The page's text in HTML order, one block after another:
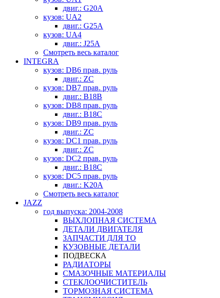
двиг.: G20A
кузов: UA2
двиг.: G25A
кузов: UA4
двиг.: J25A
Смотреть весь каталог
INTEGRA
кузов: DB6 прав. руль
двиг.: ZC
кузов: DB7 прав. руль
двиг.: B18B
кузов: DB8 прав. руль
двиг.: B18C
кузов: DB9 прав. руль
двиг.: ZC
кузов: DC1 прав. руль
двиг.: ZC
кузов: DC2 прав. руль
двиг.: B18C
кузов: DC5 прав. руль
двиг.: K20A
Смотреть весь каталог
JAZZ
год выпуска: 2004-2008
ВЫХЛОПНАЯ СИСТЕМА
ДЕТАЛИ ДВИГАТЕЛЯ
ЗАПЧАСТИ ДЛЯ ТО
КУЗОВНЫЕ ДЕТАЛИ
ПОДВЕСКА
РАДИАТОРЫ
СМАЗОЧНЫЕ МАТЕРИАЛЫ
СТЕКЛООЧИСТИТЕЛЬ
ТОРМОЗНАЯ СИСТЕМА